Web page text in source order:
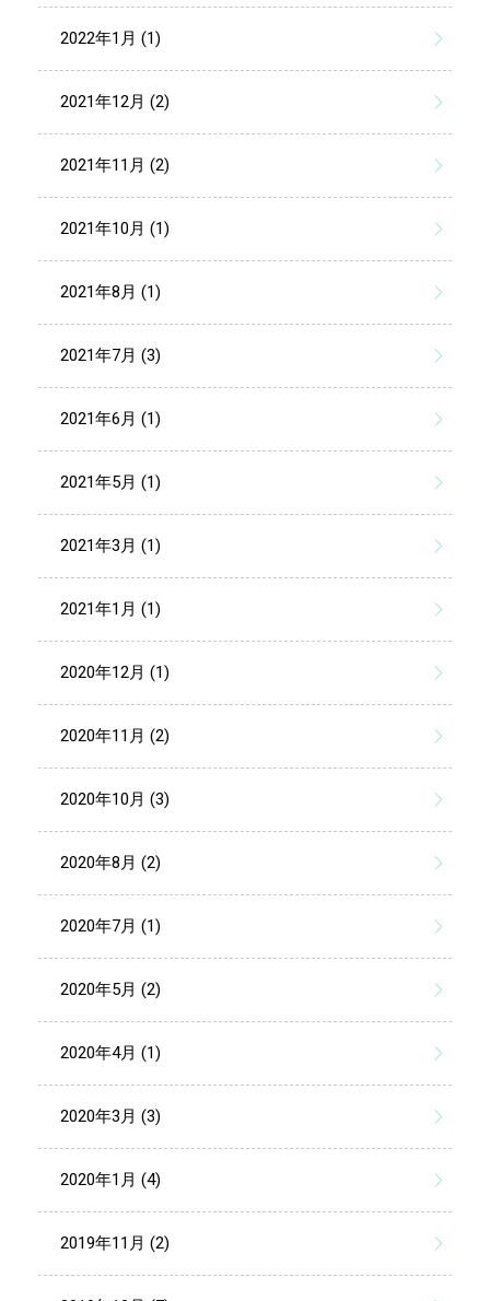
2022年1月 (1)
2021年12月 (2)
2021年11月 (2)
2021年10月 (1)
2021年8月 (1)
2021年7月 (3)
2021年6月 (1)
2021年5月 (1)
2021年3月 (1)
2021年1月 (1)
2020年12月 (1)
2020年11月 (2)
2020年10月 (3)
2020年8月 (2)
2020年7月 (1)
2020年5月 (2)
2020年4月 (1)
2020年3月 (3)
2020年1月 (4)
2019年11月 (2)